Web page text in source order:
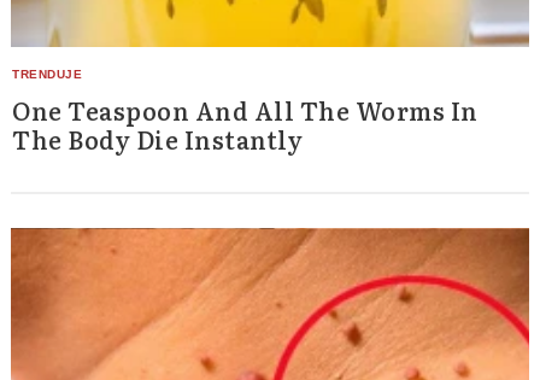
One Teaspoon And All The Worms In
The Body Die Instantly